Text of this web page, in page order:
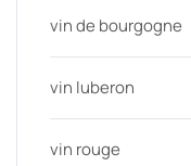
vin de bourgogne
vin luberon
vin rouge